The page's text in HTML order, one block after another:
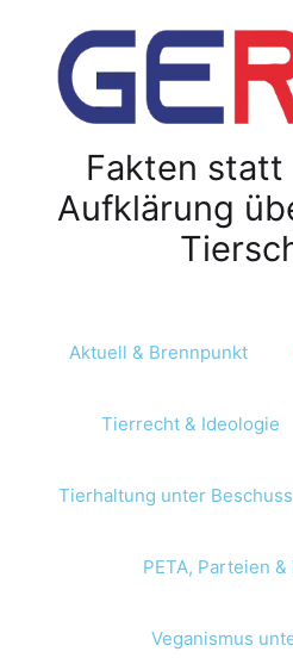
Fakten statt
Aufklärung
Aktuell & Brennpunkt
Tierrecht & Ideologie
Tierhaltung unter Beschuss
PETA, Parteien
Veganismus